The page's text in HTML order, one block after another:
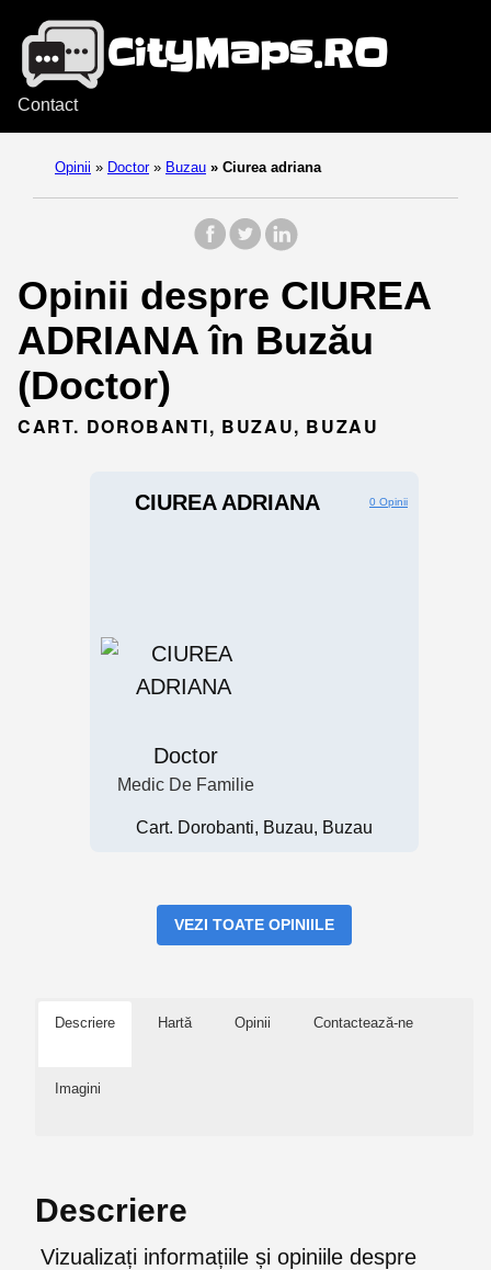
Contact
Opinii » Doctor » Buzau » Ciurea adriana
Opinii despre CIUREA
ADRIANA în Buzău
(Doctor)
CART. DOROBANTI, BUZAU, BUZAU
CIUREA ADRIANA 0 Opinii
Doctor
Medic De Familie
Cart. Dorobanti, Buzau, Buzau
VEZI TOATE OPINIILE
Descriere Hartă Opinii Contactează-ne
Imagini
Descriere
Vizualizați informațiile și opiniile despre